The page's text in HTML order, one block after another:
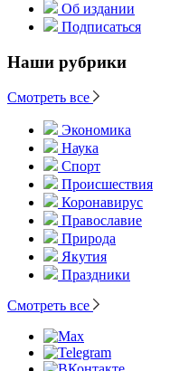
Об издании
Подписаться
Наши рубрики
Смотреть все
Экономика
Наука
Спорт
Происшествия
Коронавирус
Православие
Природа
Якутия
Праздники
Смотреть все